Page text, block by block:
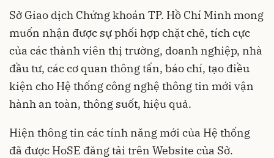
Sở Giao dịch Chứng khoán TP. Hồ Chí Minh mong
muốn nhận được sự phối hợp chặt chẽ, tích cực
của các thành viên thị trường, doanh nghiệp, nhà
đầu tư, các cơ quan thông tấn, báo chí, tạo điều
kiện cho Hệ thống công nghệ thông tin mới vận
hành an toàn, thông suốt, hiệu quả.
Hiện thông tin các tính năng mới của Hệ thống
đã được HoSE đăng tải trên Website của Sở.